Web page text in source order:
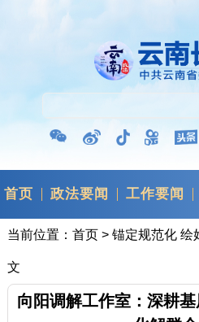
首页 政法要闻 工作要闻
当前位置： 首页> 锚定规范化 绘
文
向阳调解工作室：深耕